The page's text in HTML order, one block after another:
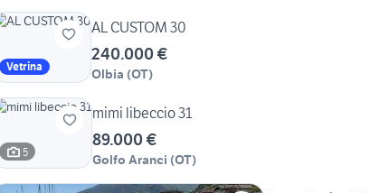
Vetrina
AL CUSTOM 30
240.000 €
Olbia (OT)
5
mimi libeccio 31
89.000 €
Golfo Aranci (OT)